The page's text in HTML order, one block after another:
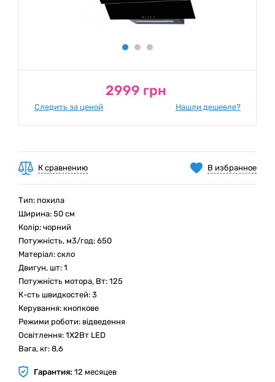
2999 грн
Следить за ценой Нашли дешевле?
В избранное
К сравнению
Тип: похила
Ширина: 50 см
Колір: чорний
Потужність, м3/год: 650
Матеріал: скло
Двигун, шт: 1
Потужність мотора, Вт: 125
К-сть швидкостей: 3
Керування: кнопкове
Режими роботи: відведення
Освітлення: 1Х2Вт LED
Вага, кг: 8,6
Гарантия: 12 месяцев